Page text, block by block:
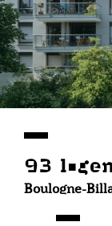
93
Boulogne-